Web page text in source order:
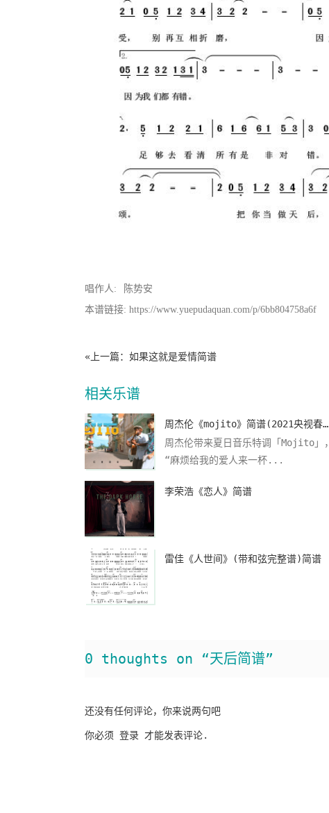
唱作人:
陈势安
本谱链接: https://www.yuepudaquan.com/p/6bb804758a6f
«上一篇： 如果这就是爱情简谱
相关乐谱
周杰伦《mojito》简谱(2021央视春晚歌曲)
周杰伦带来夏日音乐特调「Mojito」，
“麻烦给我的爱人来一杯...
李荣浩《恋人》简谱
雷佳《人世间》(带和弦完整谱)简谱
0 thoughts on “天后简谱”
还没有任何评论，你来说两句吧
你必须 登录 才能发表评论.